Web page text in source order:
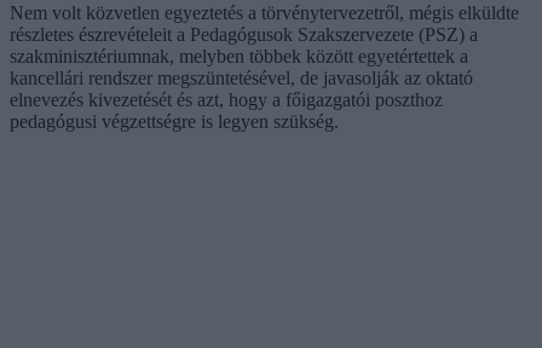
Nem volt közvetlen egyeztetés a törvénytervezetről, mégis elküldte
részletes észrevételeit a Pedagógusok Szakszervezete (PSZ) a
szakminisztériumnak, melyben többek között egyetértettek a
kancellári rendszer megszüntetésével, de javasolják az oktató
elnevezés kivezetését és azt, hogy a főigazgatói poszthoz
pedagógusi végzettségre is legyen szükség.